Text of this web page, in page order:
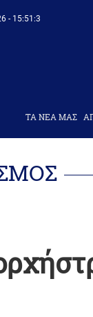
- 15:51:4
ΤΑ ΝΕΑ ΜΑΣ